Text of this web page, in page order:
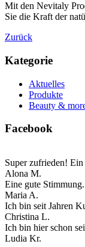
Mit den Nevitaly
Sie die Kraft der
Zurück
Kategorie
Aktuelles
Produkte
Beauty &
Facebook
Super zufrieden!
Alona M.
Eine gute
Maria A.
Ich bin seit Jahren
Christina L.
Ich bin hier schon
Ludia Kr.